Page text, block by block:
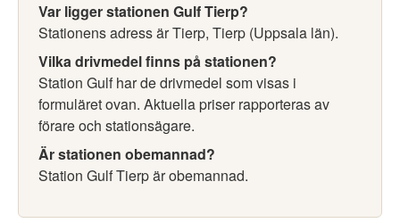
Var ligger stationen Gulf Tierp?
Stationens adress är Tierp, Tierp (Uppsala län).
Vilka drivmedel finns på stationen?
Station Gulf har de drivmedel som visas i
formuläret ovan. Aktuella priser rapporteras av
förare och stationsägare.
Är stationen obemannad?
Station Gulf Tierp är obemannad.